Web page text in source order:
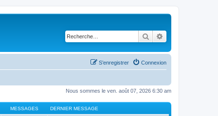
Rechercher
Connexion
S’enregistrer
Nous sommes le ven. août 07, 2026 6:30 am
MESSAGES DERNIER MESSAGE